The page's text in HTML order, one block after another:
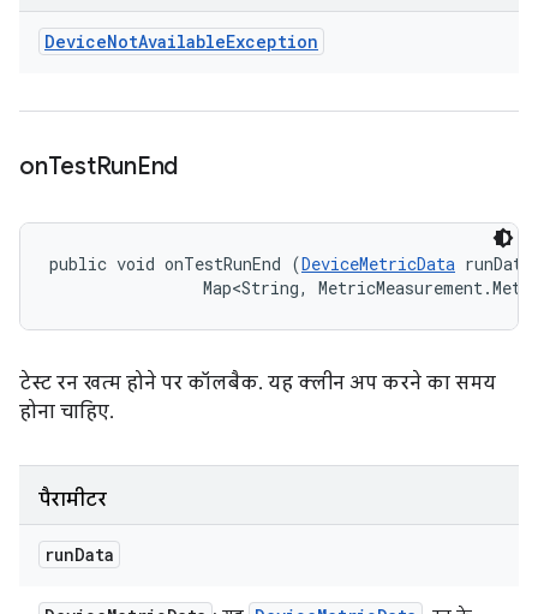
DeviceNotAvailableException
onTestRunEnd
public void onTestRunEnd (DeviceMetricData
Map<String,
टेस्ट रन खत्म होने पर कॉलबैक. यह क्लीन अप करने का समय
होना चाहिए.
पैरामीटर
runData